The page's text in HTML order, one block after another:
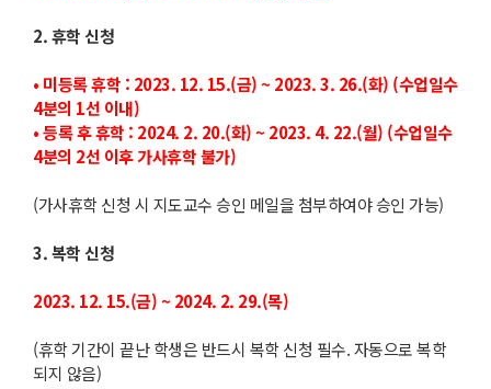
2. 휴학 신청
• 미등록 휴학 : 2023. 12. 15.(금) ~ 2023. 3. 26.(화) (수업일수
4분의 1선 이내)
• 등록 후 휴학 : 2024. 2. 20.(화) ~ 2023. 4. 22.(월) (수업일수
4분의 2선 이후 가사휴학 불가)
(가사휴학 신청 시 지도교수 승인 메일을 첨부하여야 승인 가능)
3. 복학 신청
2023. 12. 15.(금) ~ 2024. 2. 29.(목)​
(휴학 기간이 끝난 학생은 반드시 복학 신청 필수. 자동으로 복학
되지 않음)